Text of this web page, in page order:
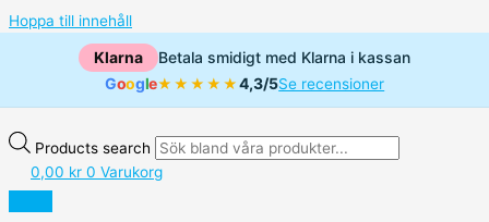
Hoppa till innehåll
Klarna
Betala smidigt med Klarna i kassan
Google★★★★★4,3/5Se recensioner
Products search
0,00 kr 0 Varukorg